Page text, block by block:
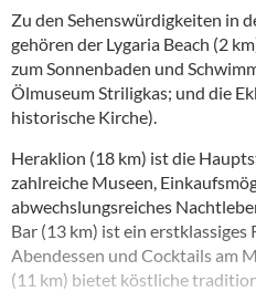
Zu den Sehenswürdigkeiten in
gehören der Lygaria Beach (2
zum Sonnenbaden und
Ölmuseum Striligkas; und die
historische Kirche).
Heraklion (18 km) ist die
zahlreiche Museen,
abwechslungsreiches
Bar (13 km) ist ein erstklassiges
Abendessen und Cocktails am
(11 km) bietet köstliche